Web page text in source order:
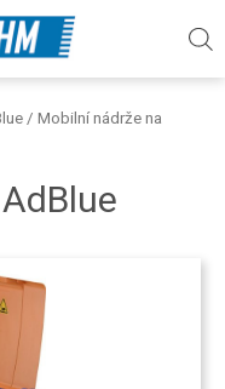
/ Mobilní nádrže na